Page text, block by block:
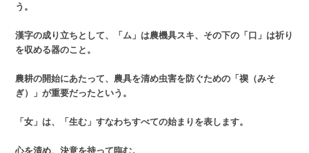
う。
漢字の成り立ちとして、「ム」は農機具スキ、その下の「口」は祈り
を収める器のこと。
農耕の開始にあたって、農具を清め虫害を防ぐための「禊（みそ
ぎ）」が重要だったという。
「女」は、「生む」すなわちすべての始まりを表します。
心を清め、決意を持って臨む。